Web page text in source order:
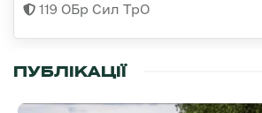
119 ОБр Сил ТрО
ПУБЛІКАЦІЇ